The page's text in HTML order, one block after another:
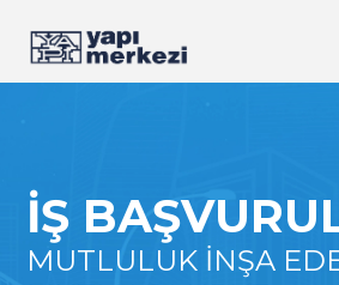
İŞ
MUTLULUK İNŞA